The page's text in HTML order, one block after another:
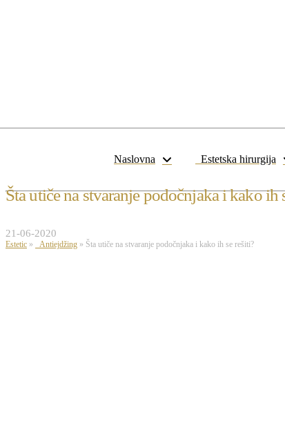
Naslovna Estetska hirurgija
Šta utiče na stvaranje podočnjaka i kako ih
21-06-2020
Estetic » Antiejdžing » Šta utiče na stvaranje podočnjaka i kako ih se rešiti?